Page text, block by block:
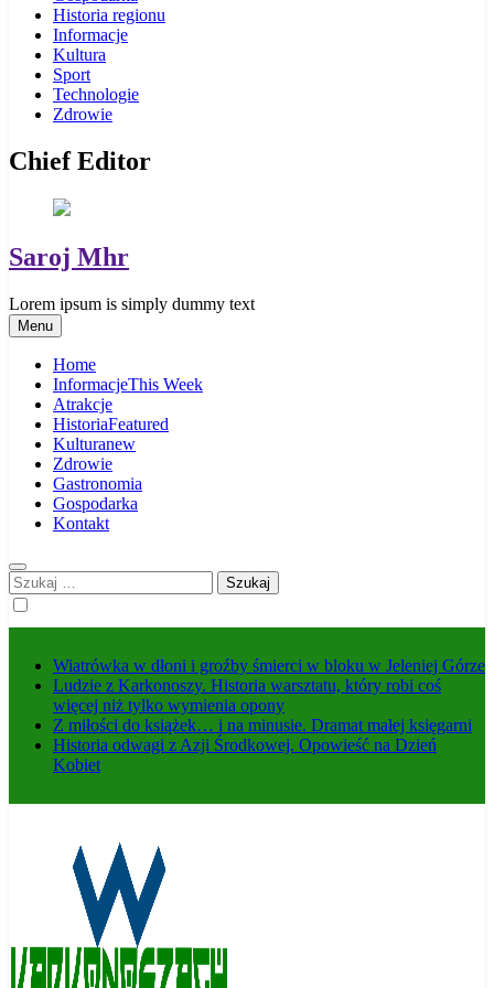
Historia regionu
Informacje
Kultura
Sport
Technologie
Zdrowie
Chief Editor
Saroj Mhr
Lorem ipsum is simply dummy text
Menu
Home
InformacjeThis Week
Atrakcje
HistoriaFeatured
Kulturanew
Zdrowie
Gastronomia
Gospodarka
Kontakt
Szukaj:
Wiatrówka w dłoni i groźby śmierci w bloku w Jeleniej Górze
Ludzie z Karkonoszy. Historia warsztatu, który robi coś
więcej niż tylko wymienia opony
Z miłości do książek… i na minusie. Dramat małej księgarni
Historia odwagi z Azji Środkowej. Opowieść na Dzień
Kobiet